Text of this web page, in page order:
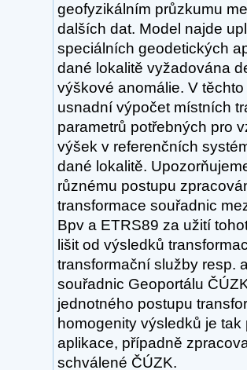
geofyzikálním průzkumu
dalších dat. Model najde
speciálních geodetických
dané lokalitě vyžadována
výškové anomálie. V
usnadní výpočet místních
parametrů potřebných pro
výšek v referenčních
dané lokalitě.
různému postupu
transformace souřadnic
Bpv a ETRS89 za užití
lišit od výsledků
transformační služby resp.
souřadnic Geoportálu
jednotného postupu
homogenity výsledků je
aplikace, případně
schválené ČÚZK.